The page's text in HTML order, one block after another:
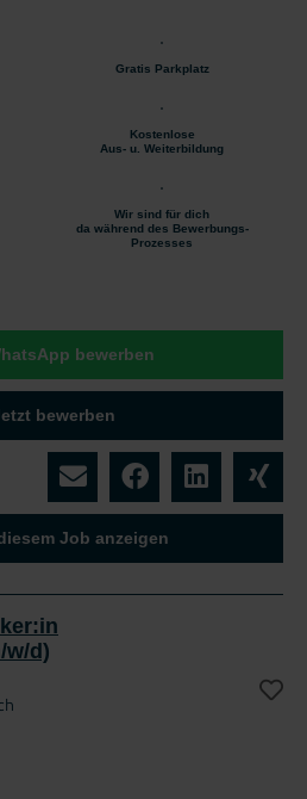
Gratis Parkplatz
Kostenlose
Aus- u. Weiterbildung
Wir sind für dich
da während des Bewerbungs-
Prozesses
bewerben
bewerben
Job anzeigen
w/d)